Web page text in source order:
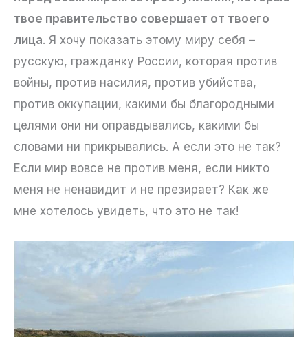
твое правительство совершает от твоего
лица. Я хочу показать этому миру себя –
русскую, гражданку России, которая против
войны, против насилия, против убийства,
против оккупации, какими бы благородными
целями они ни оправдывались, какими бы
словами ни прикрывались. А если это не так?
Если мир вовсе не против меня, если никто
меня не ненавидит и не презирает? Как же
мне хотелось увидеть, что это не так!